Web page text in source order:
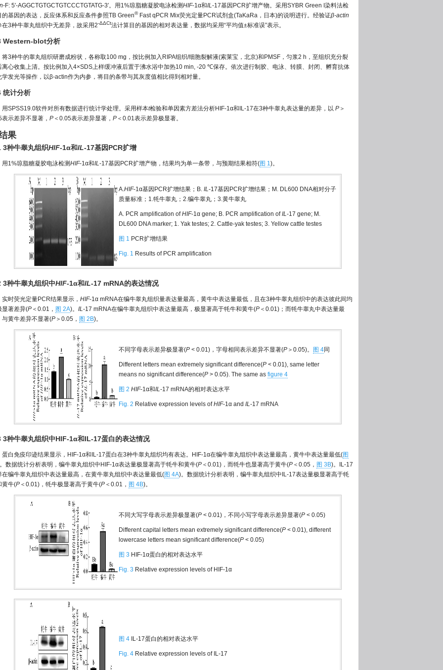
-F: 5′-AGGCTGTGCTGTCCCTGTATG-3′。用1%琼脂糖凝胶电泳检测HIF-1α和IL-17基因PCR扩增产物。采用SYBR Green I染料法检
的基因的表达，反应体系和反应条件参照TB Green®Fast qPCR Mix荧光定量PCR试剂盒(TaKaRa，日本)的说明进行。经验证β-actin
在3种牛睾丸组织中无差异，故采用2-ΔΔCt法计算目的基因的相对表达量，数据均采用“平均值±标准误”表示。
Western-blot分析
将3种牛的睾丸组织研磨成粉状，各称取100 mg，按比例加入RIPA组织/细胞裂解液(索莱宝，北京)和PMSF，匀浆2 h，至组织充分裂
离心收集上清。按比例加入4×SDS上样缓冲液后置于沸水浴中加热10 min, -20 ℃保存。依次进行制胶、电泳、转膜、封闭、孵育抗体
学发光等操作，以β-actin作为内参，将目的条带与其灰度值相比得到相对量。
统计分析
用SPSS19.0软件对所有数据进行统计学处理。采用样本t检验和单因素方差法分析HIF-1α和IL-17在3种牛睾丸表达量的差异，以 P ＞
表示差异不显著， P ＜0.05表示差异显著， P ＜0.01表示差异极显著。
果
3种牛睾丸组织HIF-1α和IL-17基因PCR扩增
用1%琼脂糖凝胶电泳检测HIF-1α和IL-17基因PCR扩增产物，结果均为单一条带，与预期结果相符(图 1)。
A.HIF-1α基因PCR扩增结果；B. IL-17基因PCR扩增结果；M. DL600 DNA相对分子
质量标准；1.牦牛睾丸；2.犏牛睾丸；3.黄牛睾丸
A. PCR amplification ofHIF-1α gene; B. PCR amplification ofIL-17 gene; M.
DL600 DNA marker; 1. Yak testes; 2. Cattle-yak testes; 3. Yellow cattle testes
图 1 PCR扩增结果
Fig. 1 Results of PCR amplification
3种牛睾丸组织中HIF-1α和IL-17 mRNA的表达情况
实时荧光定量PCR结果显示， HIF-1α mRNA在犏牛睾丸组织量表达量最高，黄牛中表达量最低，且在3种牛睾丸组织中的表达彼此间均
显著差异(P ＜0.01， 图 2A)。 IL-17 mRNA在犏牛睾丸组织中表达量最高，极显著高于牦牛和黄牛(P ＜0.01)；而牦牛睾丸中表达量最
与黄牛差异不显著(P ＞0.05， 图 2B)。
不同字母表示差异极显著(P< 0.01)，字母相同表示差异不显著(P＞0.05)。 图 4同
Different letters mean extremely significant difference(P< 0.01), same letter
means no significant difference(P> 0.05). The same as figure 4
图 2 HIF-1α和IL-17 mRNA的相对表达水平
Fig. 2 Relative expression levels ofHIF-1α and IL-17 mRNA
3种牛睾丸组织中HIF-1α和IL-17蛋白的表达情况
蛋白免疫印迹结果显示，HIF-1α和IL-17蛋白在3种牛睾丸组织均有表达。HIF-1α在犏牛睾丸组织中表达量最高，黄牛中表达量最低(图
数据统计分析表明，犏牛睾丸组织中HIF-1α表达量极显著高于牦牛和黄牛(P ＜0.01)，而牦牛也显著高于黄牛(P ＜0.05， 图 3B)。IL-17
在犏牛睾丸组织中表达量最高，在黄牛睾丸组织中表达量最低(图 4A)。数据统计分析表明，犏牛睾丸组织中IL-17表达量极显著高于牦
黄牛(P ＜0.01)，牦牛极显著高于黄牛(P ＜0.01， 图 4B)。
不同大写字母表示差异极显著(P< 0.01)，不同小写字母表示差异显著(P< 0.05)
Different capital letters mean extremely significant difference(P< 0.01), different
lowercase letters mean significant difference(P< 0.05)
图 3 HIF-1α蛋白的相对表达水平
Fig. 3 Relative expression levels of HIF-1α
图 4 IL-17蛋白的相对表达水平
Fig. 4Relative expression levels of IL-17